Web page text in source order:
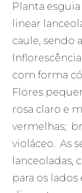
Planta
linear
caule, sendo
com forma
Flores
rosa claro e
vermelhas;
violáceo. As
lanceoladas,
para os lados